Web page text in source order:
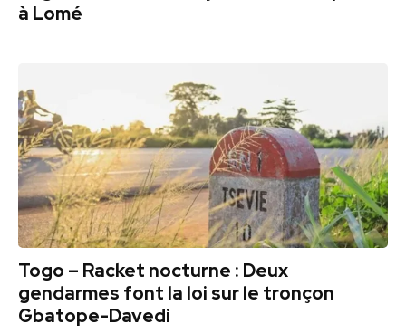
à Lomé
Togo – Racket nocturne : Deux
gendarmes font la loi sur le tronçon
Gbatope-Davedi